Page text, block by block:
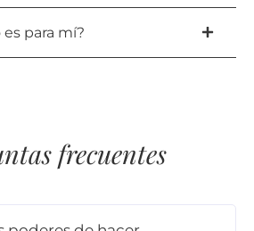
para mí?
frecuentes